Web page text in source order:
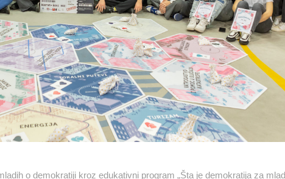
o demokratiji kroz edukativni program „Šta je demokratija za